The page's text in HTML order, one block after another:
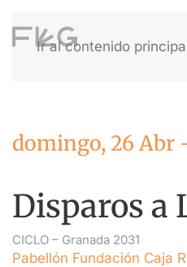
Ir al contenido
domingo, 26 Abr
Disparos a
CICLO – Granada 2031
Pabellón Fundación Caja